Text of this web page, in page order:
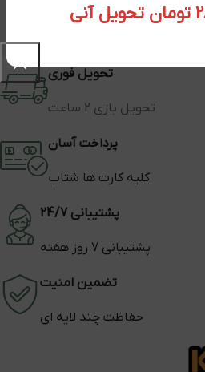
تحویل فوری
تحویل بازی 2 ساعت
پرداخت آسان
کلیه کارت ها شتاب
پشتیبانی 24/7
پشتیبانی 7 روز هفته
تضمین امنیت
حفاظت چند لایه ای